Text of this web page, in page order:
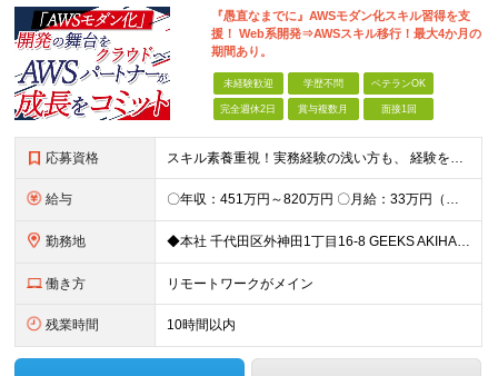
『愚直なまでに』AWSモダン化スキル習得を支
援！ Web系開発⇒AWSスキル移行！最大4か月の
期間あり。
未経験歓迎 学歴不問 ベテランOK
完全週休2日 賞与複数月 面接1回
応募資格 スキル素養重視！実務経験の浅い方も、 経験を活かしたい中堅層も、幅広く歓迎します！ ・学歴不問 ・開発経験、または相当の見識がある方 ◆賞与年2回有◆20～50代まで幅広い年代が活躍中！ ＜
給与 〇年収：451万円～820万円 〇月給：33万円（固定残業87,187円含）～ 60万円（固定残業152,929円含）＋賞与＋資格手当 ※固定残業は45時間（当社の平均残業は8時間です）。 万が一、
勤務地 ◆本社 千代田区外神田1丁目16-8 GEEKS AKIHABARA 3階 ◆リモートワーク者多数 ※上記を除く当社関連勤務地
働き方 リモートワークがメイン
残業時間 10時間以内